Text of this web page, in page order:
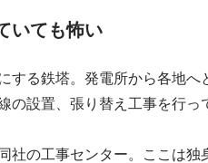
いても怖い
する鉄塔。発電所から各地
の設置、張り替え工事を行っ
社の工事センター。ここは